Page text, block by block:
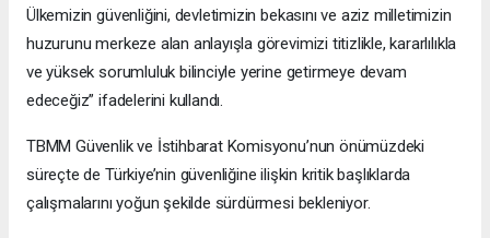
Ülkemizin güvenliğini, devletimizin bekasını ve aziz milletimizin
huzurunu merkeze alan anlayışla görevimizi titizlikle, kararlılıkla
ve yüksek sorumluluk bilinciyle yerine getirmeye devam
edeceğiz” ifadelerini kullandı.
TBMM Güvenlik ve İstihbarat Komisyonu’nun önümüzdeki
süreçte de Türkiye’nin güvenliğine ilişkin kritik başlıklarda
çalışmalarını yoğun şekilde sürdürmesi bekleniyor.